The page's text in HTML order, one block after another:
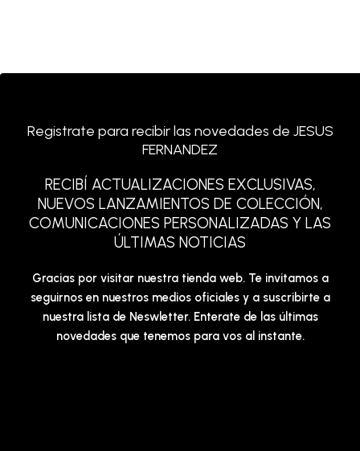
Registrate para recibir las novedades de JESUS
FERNANDEZ
RECIBÍ ACTUALIZACIONES EXCLUSIVAS,
NUEVOS LANZAMIENTOS DE COLECCIÓN,
COMUNICACIONES PERSONALIZADAS Y LAS
ÚLTIMAS NOTICIAS
Gracias por visitar nuestra tienda web. Te invitamos a
seguirnos en nuestros medios oficiales y a suscribirte a
nuestra lista de Neswletter. Enterate de las últimas
novedades que tenemos para vos al instante.